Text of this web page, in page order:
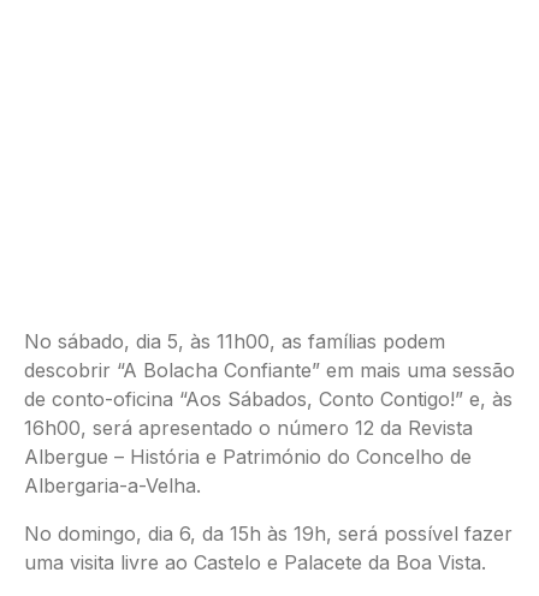
No sábado, dia 5, às 11h00, as famílias podem
descobrir “A Bolacha Confiante” em mais uma sessão
de conto-oficina “Aos Sábados, Conto Contigo!” e, às
16h00, será apresentado o número 12 da Revista
Albergue – História e Património do Concelho de
Albergaria-a-Velha.
No domingo, dia 6, da 15h às 19h, será possível fazer
uma visita livre ao Castelo e Palacete da Boa Vista.